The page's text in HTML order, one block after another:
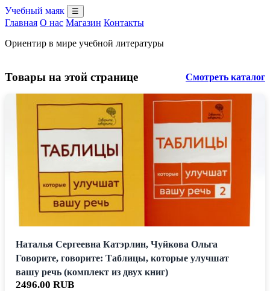
Учебный маяк ☰
Главная О нас Магазин Контакты
Ориентир в мире учебной литературы
Товары на этой странице Смотреть каталог
Наталья Сергеевна Катэрлин, Чуйкова Ольга
Говорите, говорите: Таблицы, которые улучшат
вашу речь (комплект из двух книг)
2496.00 RUB